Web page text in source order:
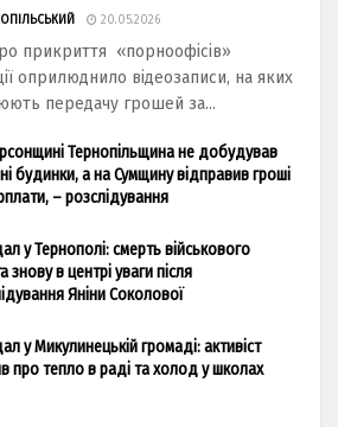
20.05.2026
прикриття «порноофісів»
оприлюднило відеозаписи, на яких
передачу грошей за...
Тернопільщина не добудував
будинки, а на Сумщину відправив гроші
– розслідування
у Тернополі: смерть військового
знову в центрі уваги після
Яніни Соколової
у Микулинецькій громаді: активіст
про тепло в раді та холод у школах